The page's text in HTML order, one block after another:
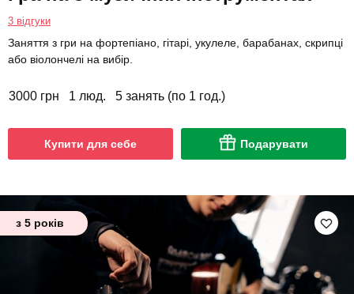
3 відгуки
Заняття з гри на фортепіано, гітарі, укулеле, барабанах, скрипці
або віолончелі на вибір.
3000 грн 1 люд. 5 занять (по 1 год.)
Купити для себе Подарувати
з 5 років